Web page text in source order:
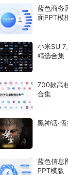
蓝色商务
面PPT模
小米SU 7
精选合集
700款高
合集
黑神话·
蓝色信息
PPT模版